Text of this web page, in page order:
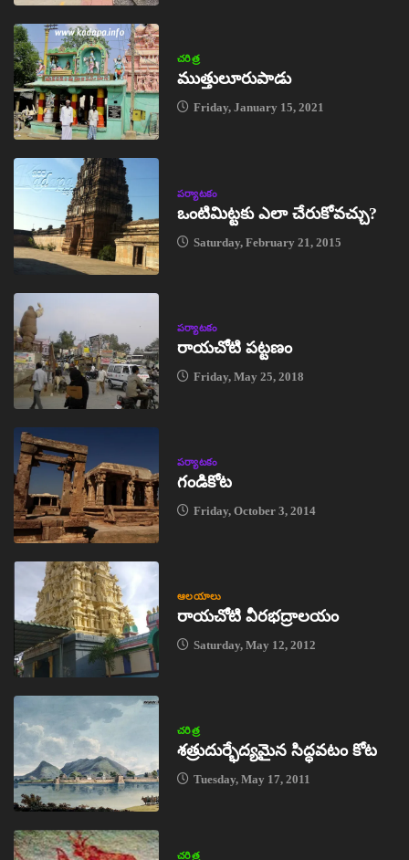
చరిత్ర
ముత్తులూరుపాడు
Friday, January 15, 2021
పర్యాటకం
ఒంటిమిట్టకు ఎలా చేరుకోవచ్చు?
Saturday, February 21, 2015
పర్యాటకం
రాయచోటి పట్టణం
Friday, May 25, 2018
పర్యాటకం
గండికోట
Friday, October 3, 2014
ఆలయాలు
రాయచోటి వీరభద్రాలయం
Saturday, May 12, 2012
చరిత్ర
శత్రుదుర్భేద్యమైన సిద్ధవటం కోట
Tuesday, May 17, 2011
చరిత్ర